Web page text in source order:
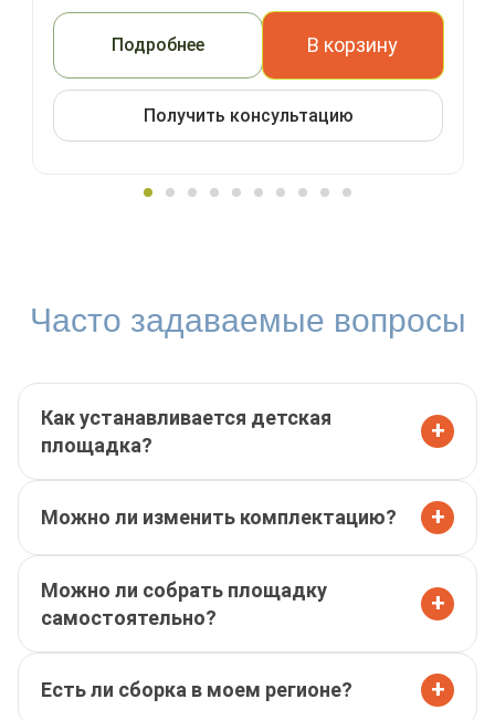
Подробнее В корзину
Получить консультацию
Часто задаваемые вопросы
Как устанавливается детская
площадка?
+
Можно ли изменить комплектацию? +
Можно ли собрать площадку
самостоятельно?
+
Есть ли сборка в моем регионе? +